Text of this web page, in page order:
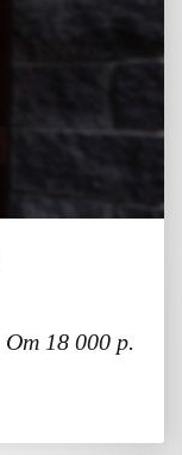
От 18 000 р.